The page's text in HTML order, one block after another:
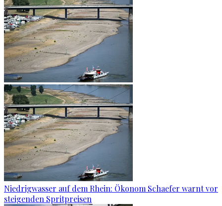
Niedrigwasser auf dem Rhein: Ökonom Schaefer warnt vor
steigenden Spritpreisen